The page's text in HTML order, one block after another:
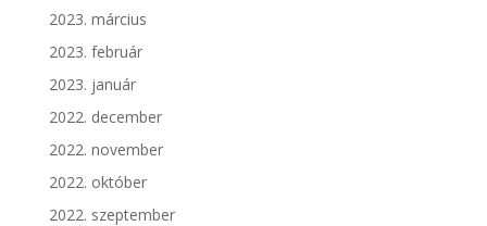
2023. március
2023. február
2023. január
2022. december
2022. november
2022. október
2022. szeptember